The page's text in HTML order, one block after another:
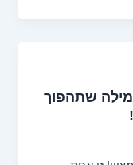
שתהפוך